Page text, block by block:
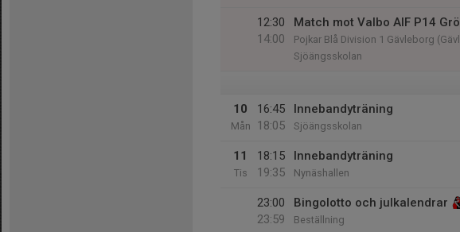
12:30
14:00
Match mot Valbo AIF P14
Pojkar Blå Division 1 Gävleborg
Sjöängsskolan
10
Mån
16:45
18:05
Innebandyträning
Sjöängsskolan
11
Tis
18:15
19:35
Innebandyträning
Nynäshallen
23:00
23:59
Bingolotto och julkalendrar
Beställning